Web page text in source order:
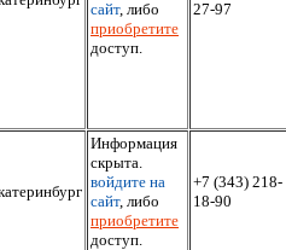
сайт, либо
приобретите
доступ.
27-97
Информация
скрыта.
войдите на
сайт, либо
приобретите
доступ.
+7 (343) 218-
18-90